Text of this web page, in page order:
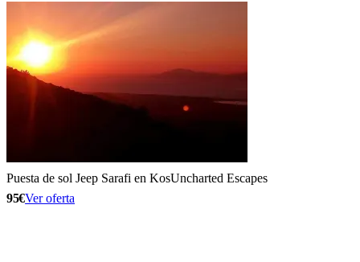
Puesta de sol Jeep Sarafi en KosUncharted Escapes
95€Ver oferta